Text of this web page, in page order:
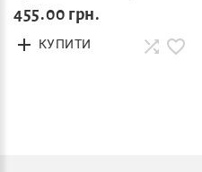
455.00 грн.
КУПИТИ